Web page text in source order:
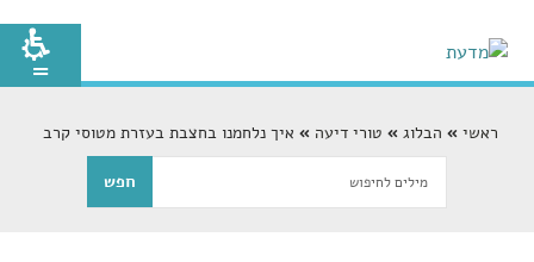
ראשי הבלוג טורי דיעה איך נלחמנו בחצבת בעזרת מטוסי קרב